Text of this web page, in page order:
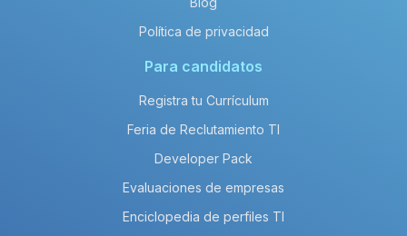
Política de privacidad
Para candidatos
Registra tu Currículum
Feria de Reclutamiento TI
Developer Pack
Evaluaciones de empresas
Enciclopedia de perfiles TI